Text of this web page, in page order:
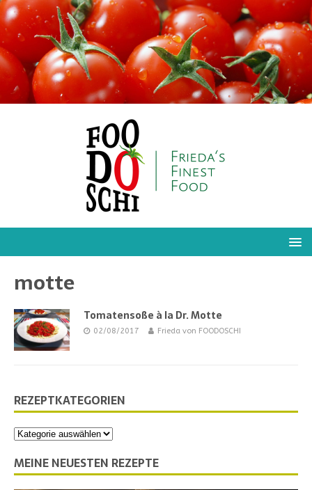
motte
Tomatensoße à la Dr. Motte
02/08/2017 Frieda von FOODOSCHI
REZEPTKATEGORIEN
MEINE NEUESTEN REZEPTE